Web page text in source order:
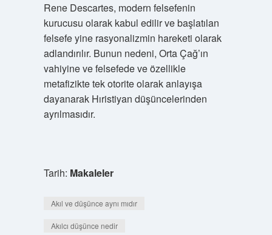
Rene Descartes, modern felsefenin
kurucusu olarak kabul edilir ve başlatılan
felsefe yine rasyonalizmin hareketi olarak
adlandırılır. Bunun nedeni, Orta Çağ’ın
vahiyine ve felsefede ve özellikle
metafizikte tek otorite olarak anlayışa
dayanarak Hıristiyan düşüncelerinden
ayrılmasıdır.
Tarih: Makaleler
Akıl ve düşünce aynı mıdır
Akılcı düşünce nedir